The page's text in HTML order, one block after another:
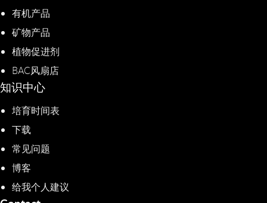
有机产品
矿物产品
植物促进剂​
BAC风扇店
知识中心
培育时间表
下载
常见问题
博客
给我个人建议